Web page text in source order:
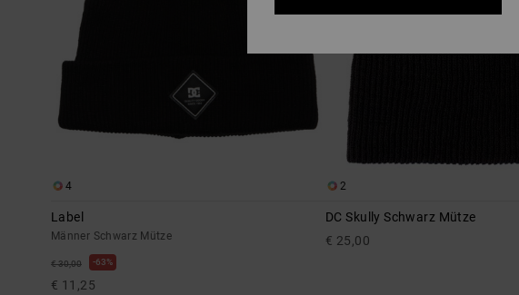
4
Label
Männer Schwarz Mütze
€ 30,00 63%
€ 11,25
2
DC Skully Schwarz Mütze
€ 25,00